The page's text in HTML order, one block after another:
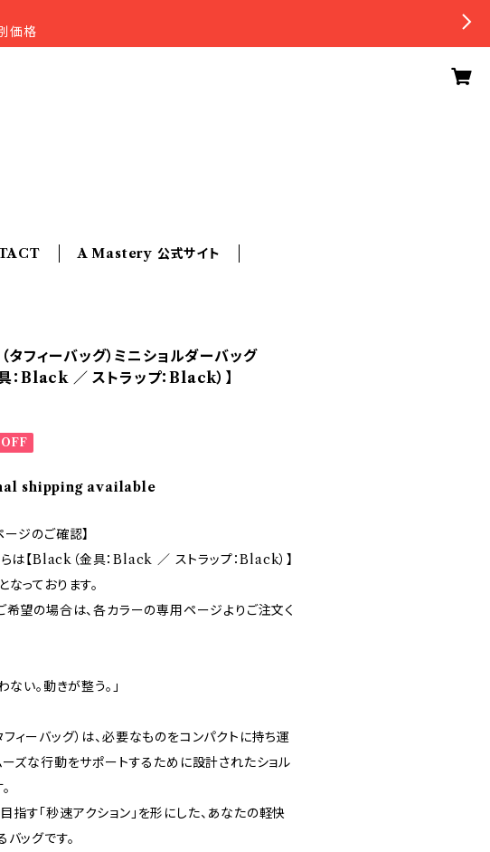
価格
A Mastery 公式サイト
フィーバッグ）ミニショルダーバッグ
：Black ／ ストラップ：Black）】
shipping available
ジのご確認】
は【Black（金具：Black ／ ストラップ：Black）】
っております。
望の場合は、各カラーの専用ページよりご注文く
ない。動きが整う。」
ィーバッグ）は、必要なものをコンパクトに持ち運
ーズな行動をサポートするために設計されたショル
す「秒速アクション」を形にした、あなたの軽快
ッグです。